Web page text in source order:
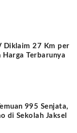
Diklaim 27 Km per
Terbarunya
995 Senjata,
di Sekolah Jaksel